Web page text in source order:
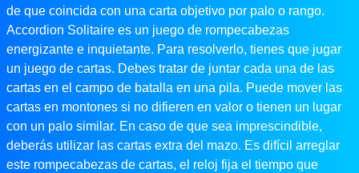
de que coincida con una carta objetivo por palo o rango.
Accordion Solitaire es un juego de rompecabezas
energizante e inquietante. Para resolverlo, tienes que jugar
un juego de cartas. Debes tratar de juntar cada una de las
cartas en el campo de batalla en una pila. Puede mover las
cartas en montones si no difieren en valor o tienen un lugar
con un palo similar. En caso de que sea imprescindible,
deberás utilizar las cartas extra del mazo. Es difícil arreglar
este rompecabezas de cartas, el reloj fija el tiempo que